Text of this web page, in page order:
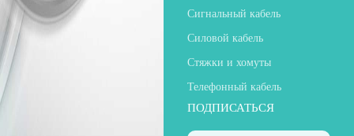
Сигнальный кабель
Силовой кабель
Стяжки и хомуты
Телефонный кабель
ПОДПИСАТЬСЯ